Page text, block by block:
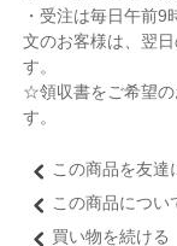
・受注は毎日午前
文のお客様は、翌
す。
☆領収書をご希望の
す。
この商品を友達
この商品につい
買い物を続ける